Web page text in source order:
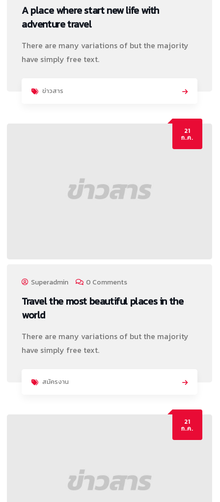
A place where start new life with
adventure travel
There are many variations of but the majority
have simply free text.
ข่าวสาร
21
ก.ค.
Superadmin 0 Comments
Travel the most beautiful places in the
world
There are many variations of but the majority
have simply free text.
สมัครงาน
21
ก.ค.